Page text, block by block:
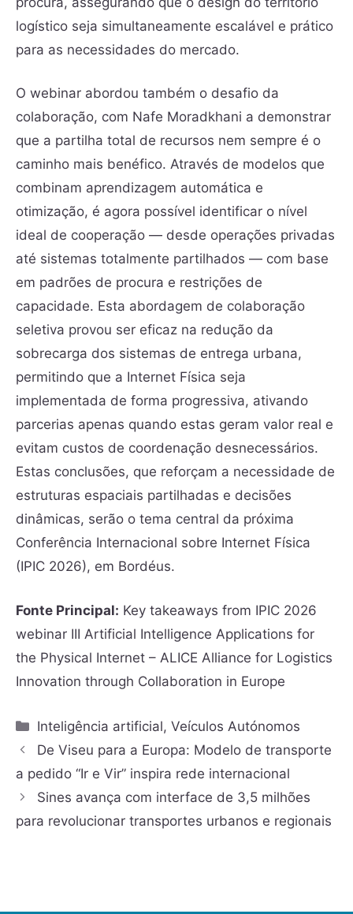
logístico seja simultaneamente escalável e prático
para as necessidades do mercado.
O webinar abordou também o desafio da
colaboração, com Nafe Moradkhani a demonstrar
que a partilha total de recursos nem sempre é o
caminho mais benéfico. Através de modelos que
combinam aprendizagem automática e
otimização, é agora possível identificar o nível
ideal de cooperação — desde operações privadas
até sistemas totalmente partilhados — com base
em padrões de procura e restrições de
capacidade. Esta abordagem de colaboração
seletiva provou ser eficaz na redução da
sobrecarga dos sistemas de entrega urbana,
permitindo que a Internet Física seja
implementada de forma progressiva, ativando
parcerias apenas quando estas geram valor real e
evitam custos de coordenação desnecessários.
Estas conclusões, que reforçam a necessidade de
estruturas espaciais partilhadas e decisões
dinâmicas, serão o tema central da próxima
Conferência Internacional sobre Internet Física
(IPIC 2026), em Bordéus.
Fonte Principal: Key takeaways from IPIC 2026
webinar III Artificial Intelligence Applications for
the Physical Internet – ALICE Alliance for Logistics
Innovation through Collaboration in Europe
Inteligência artificial,Veículos Autónomos
De Viseu para a Europa: Modelo de transporte
a pedido “Ir e Vir” inspira rede internacional
Sines avança com interface de 3,5 milhões
para revolucionar transportes urbanos e regionais